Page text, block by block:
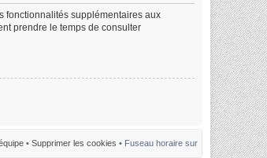
fonctionnalités supplémentaires aux
prendre le temps de consulter
• Supprimer les cookies • Fuseau horaire sur